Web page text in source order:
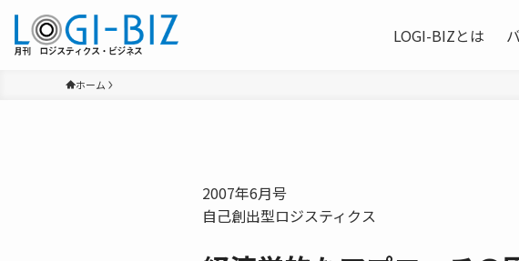
LOGI-BIZとは
ホーム
2007年6月号
自己創出型ロジスティクス